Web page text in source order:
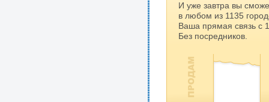
И уже завтра вы
в любом из 1135
Ваша прямая связь с
Без посредников.